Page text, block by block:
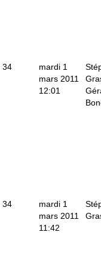
34
mardi 1
mars 2011
12:01
34
mardi 1
mars 2011
11:42